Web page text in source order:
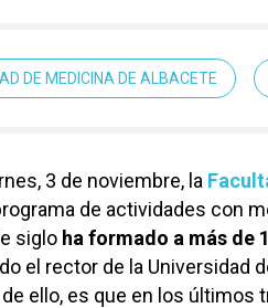
DE MEDICINA DE ALBACETE
3 de noviembre, la
de actividades con
siglo ha formado a más de
el rector de la Universidad
de ello, es que en los últimos